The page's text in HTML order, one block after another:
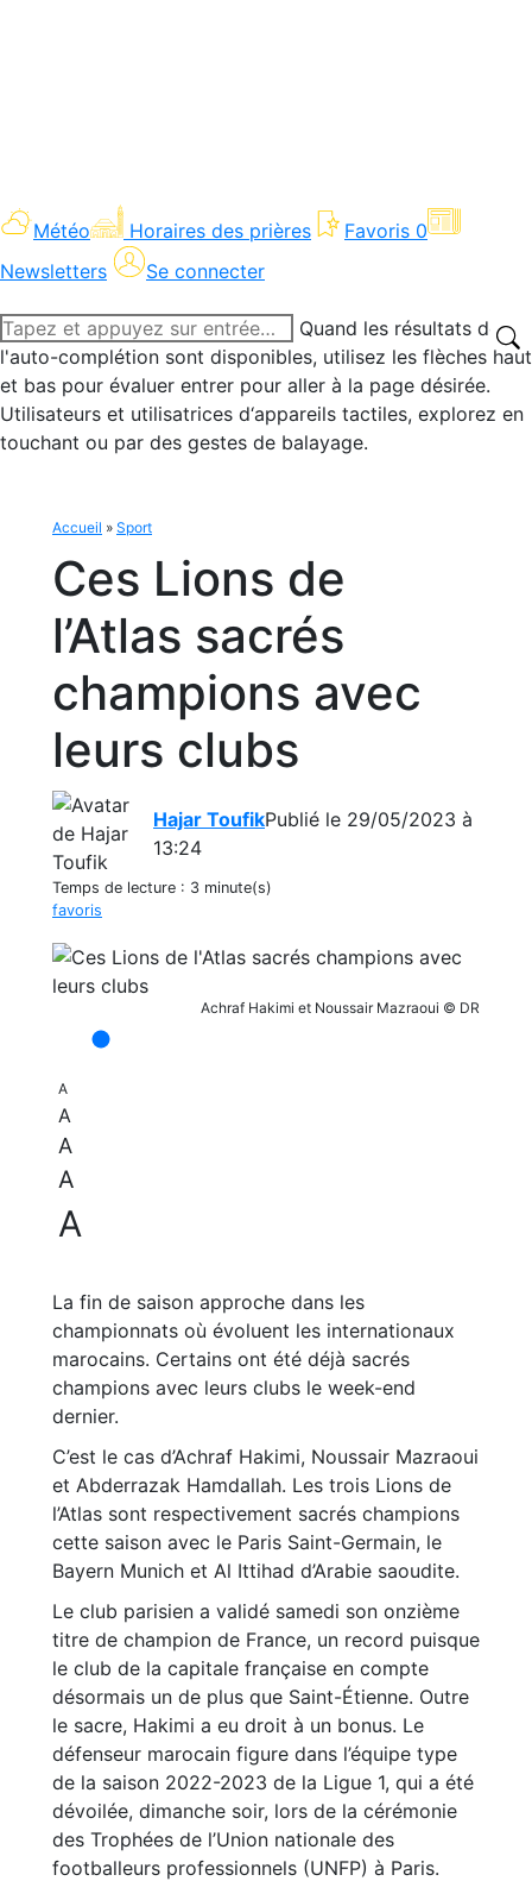
Météo Horaires des prières Favoris 0
Newsletters
Se connecter
Recherche
:
Quand les résultats de
l'auto-complétion sont disponibles, utilisez les flèches haut
et bas pour évaluer entrer pour aller à la page désirée.
Utilisateurs et utilisatrices d‘appareils tactiles, explorez en
touchant ou par des gestes de balayage.
Accueil » Sport
Ces Lions de
l’Atlas sacrés
champions avec
leurs clubs
Hajar ToufikPublié le 29/05/2023 à
13:24
Temps de lecture : 3 minute(s)
favoris
Achraf Hakimi et Noussair Mazraoui © DR
A
A
A
A
A
La fin de saison approche dans les
championnats où évoluent les internationaux
marocains. Certains ont été déjà sacrés
champions avec leurs clubs le week-end
dernier.
C’est le cas d’Achraf Hakimi, Noussair Mazraoui
et Abderrazak Hamdallah. Les trois Lions de
l’Atlas sont respectivement sacrés champions
cette saison avec le Paris Saint-Germain, le
Bayern Munich et Al Ittihad d’Arabie saoudite.
Le club parisien a validé samedi son onzième
titre de champion de France, un record puisque
le club de la capitale française en compte
désormais un de plus que Saint-Étienne. Outre
le sacre, Hakimi a eu droit à un bonus. Le
défenseur marocain figure dans l’équipe type
de la saison 2022-2023 de la Ligue 1, qui a été
dévoilée, dimanche soir, lors de la cérémonie
des Trophées de l’Union nationale des
footballeurs professionnels (UNFP) à Paris.